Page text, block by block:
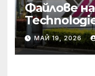
Файлове
на STAR
МАЙ 19, 2026